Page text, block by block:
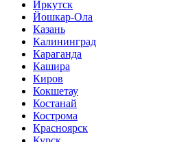
Иркутск
Йошкар-Ола
Казань
Калининград
Караганда
Кашира
Киров
Кокшетау
Костанай
Кострома
Красноярск